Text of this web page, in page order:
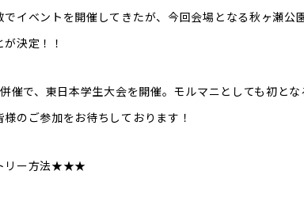
でイベントを開催してきたが、今回会場となる秋ヶ瀬公
決定！！
催で、東日本学生大会を開催。モルマニとしても初と
のご参加をお待ちしております！
ー方法★★★